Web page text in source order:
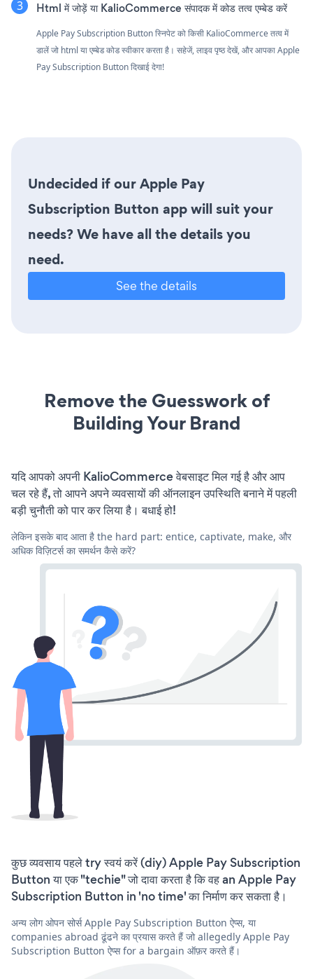
Html में जोड़ें या KalioCommerce संपादक में कोड तत्व एम्बेड करें
Apple Pay Subscription Button स्निपेट को किसी KalioCommerce तत्व में
डालें जो html या एम्बेड कोड स्वीकार करता है। सहेजें, लाइव पृष्ठ देखें, और आपका Apple
Pay Subscription Button दिखाई देगा!
Undecided if our Apple Pay
Subscription Button app will suit your
needs? We have all the details you
need.
See the details
Remove the Guesswork of
Building Your Brand
यदि आपको अपनी KalioCommerce वेबसाइट मिल गई है और आप
चल रहे हैं, तो आपने अपने व्यवसायों की ऑनलाइन उपस्थिति बनाने में पहली
बड़ी चुनौती को पार कर लिया है। बधाई हो!
लेकिन इसके बाद आता है the hard part: entice, captivate, make, और
अधिक विज़िटर्स का समर्थन कैसे करें?
कुछ व्यवसाय पहले try स्वयं करें (diy) Apple Pay Subscription
Button या एक "techie" जो दावा करता है कि वह an Apple Pay
Subscription Button in 'no time' का निर्माण कर सकता है।
अन्य लोग ओपन सोर्स Apple Pay Subscription Button ऐप्स, या
companies abroad ढूंढने का प्रयास करते हैं जो allegedly Apple Pay
Subscription Button ऐप्स for a bargain ऑफ़र करते हैं।